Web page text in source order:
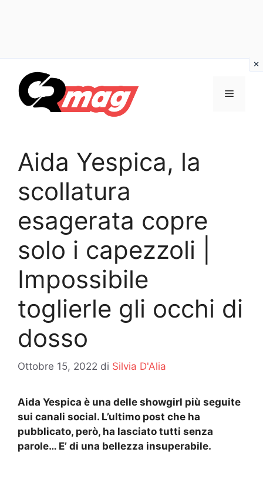
contenuto
Menu
Aida Yespica, la
scollatura
esagerata copre
solo i capezzoli |
Impossibile
toglierle gli occhi di
dosso
Ottobre 15, 2022 di Silvia D'Alia
Aida Yespica è una delle showgirl più seguite
sui canali social. L’ultimo post che ha
pubblicato, però, ha lasciato tutti senza
parole… E’ di una bellezza insuperabile.